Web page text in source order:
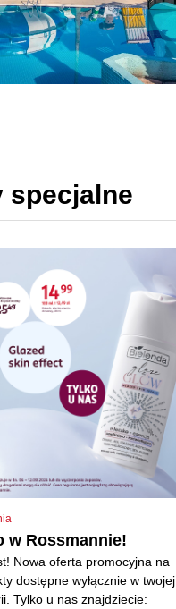
specjalne
w Rossmannie!
Nowa oferta promocyjna na
dostępne wyłącznie w twojej
Tylko u nas znajdziecie: